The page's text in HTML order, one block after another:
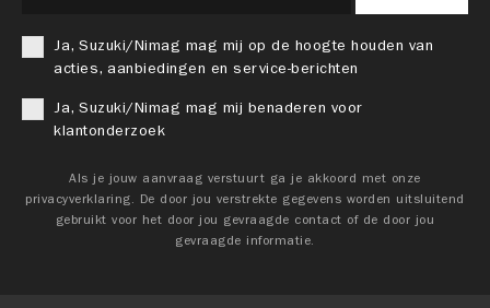
Ja, Suzuki/Nimag mag mij op de hoogte houden van
acties, aanbiedingen en service-berichten
Ja, Suzuki/Nimag mag mij benaderen voor
klantonderzoek
Als je jouw aanvraag verstuurt ga je akkoord met onze
privacyverklaring. De door jou verstrekte gegevens worden uitsluitend
gebruikt voor het door jou gevraagde contact of de door jou
gevraagde informatie.